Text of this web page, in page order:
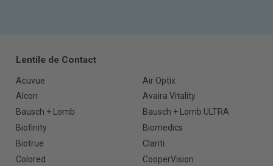
Lentile de Contact
Acuvue
Air Optix
Alcon
Avaira Vitality
Bausch + Lomb
Bausch + Lomb ULTRA
Biofinity
Biomedics
Biotrue
Clariti
Colored
CooperVision